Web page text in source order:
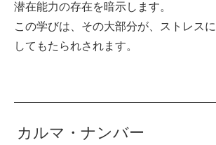
潜在能力の存在を暗示します。
この学びは、その大部分が、ストレス
してもたられされます。
カルマ・ナンバー